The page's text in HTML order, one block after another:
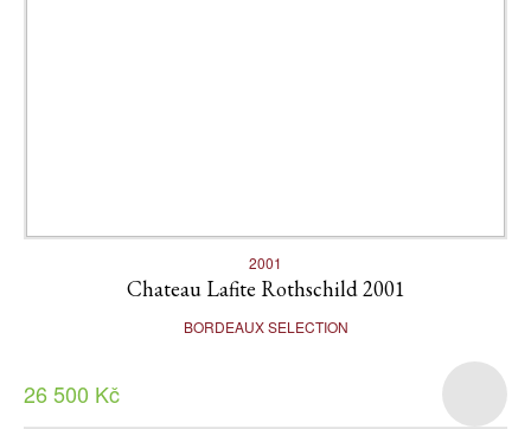
2001
Chateau Lafite Rothschild 2001
BORDEAUX SELECTION
26 500 Kč